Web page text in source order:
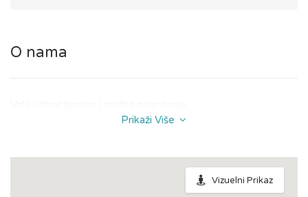
O nama
Prikaži Više
Vizuelni Prikaz